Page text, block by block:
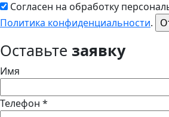
Согласен на обработку
Политика конфиденциальности.
Оставьте заявку
Имя
Телефон *